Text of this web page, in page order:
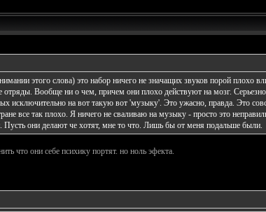
этого слова) это набор ничего не значащих звуков порой плохо
Вообще ни о чем, причем они плохо действуют на мозг.
исключительно на вот такую вот 'музыку'. Это ужасно, правда. Это
все так плохо. Я ничего не сваливаю на музыку - просто это
Пусть они делают че хотят, мне то что. Лишь бы от меня подальше были.
что они себе психику портят. но ноль эфекта.